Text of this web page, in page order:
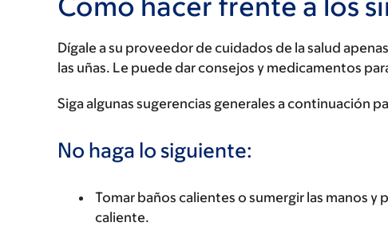
Dígale a su proveedor de cuidados de la salud
las uñas. Le puede dar consejos y medicamentos
Siga algunas sugerencias generales a continuación
No haga lo siguiente:
Tomar baños calientes o sumergir las manos y
caliente.